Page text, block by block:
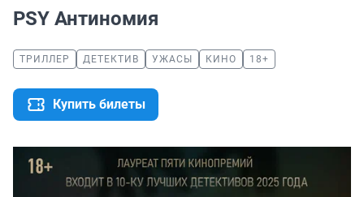
PSY Антиномия
ТРИЛЛЕР ДЕТЕКТИВ УЖАСЫ КИНО 18+
Купить билеты